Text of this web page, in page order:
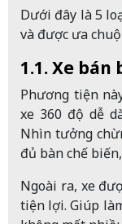
Dưới đây là 5
và được ưa
1.1. Xe bán
Phương tiện
xe 360 độ dễ
Nhìn tưởng
đủ bàn chế
Ngoài ra, xe
tiện lợi. Giúp